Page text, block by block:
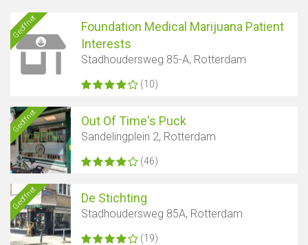
Geöffnet
Foundation Medical Marijuana Patient
Interests
Stadhoudersweg 85-A, Rotterdam
(10)
Geöffnet Out Of Time's Puck
Sandelingplein 2, Rotterdam
(46)
Geöffnet De Stichting
Stadhoudersweg 85A, Rotterdam
(19)